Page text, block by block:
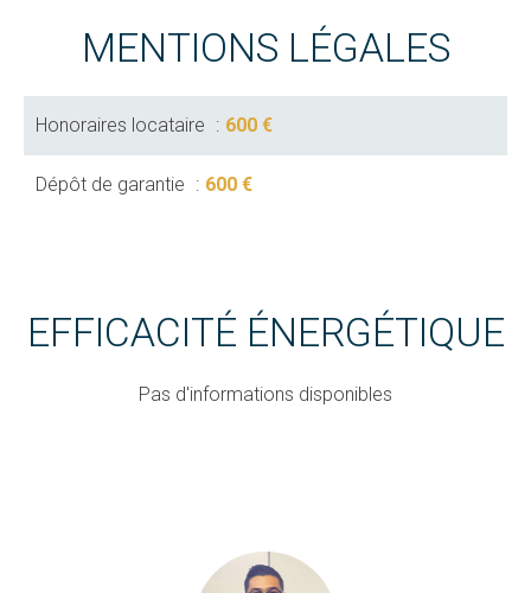
MENTIONS LÉGALES
Honoraires locataire 600 €
Dépôt de garantie 600 €
EFFICACITÉ ÉNERGÉTIQUE
Pas d'informations disponibles